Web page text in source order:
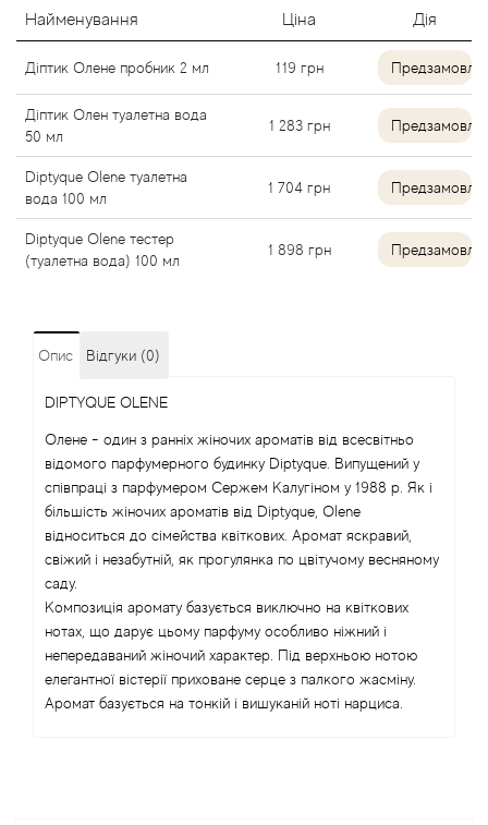
Найменування Ціна Дія
Діптик Олене пробник 2 мл 119 грн
Діптик Олен туалетна вода
50 мл
1 283 грн
Diptyque Olene туалетна
вода 100 мл
1 704 грн
Diptyque Olene тестер
(туалетна вода) 100 мл
1 898 грн
Опис Відгуки (0)
DIPTYQUE OLENE
Олене - один з ранніх жіночих ароматів від всесвітньо
відомого парфумерного будинку Diptyque. Випущений у
співпраці з парфумером Сержем Калугіном у 1988 р. Як і
більшість жіночих ароматів від Diptyque, Olene
відноситься до сімейства квіткових. Аромат яскравий,
свіжий і незабутній, як прогулянка по цвітучому весняному
саду.
Композиція аромату базується виключно на квіткових
нотах, що дарує цьому парфуму особливо ніжний і
непередаваний жіночий характер. Під верхньою нотою
елегантної вістерії приховане серце з палкого жасміну.
Аромат базується на тонкій і вишуканій ноті нарциса.
Aj Arabia (Widian)
Al Haramain
Al Jazeera
Alaia Paris
Alexandre Barthet
Alfred Dunhill
Alyson Oldoini
Alyssa Ashley
American Crew
Amouage